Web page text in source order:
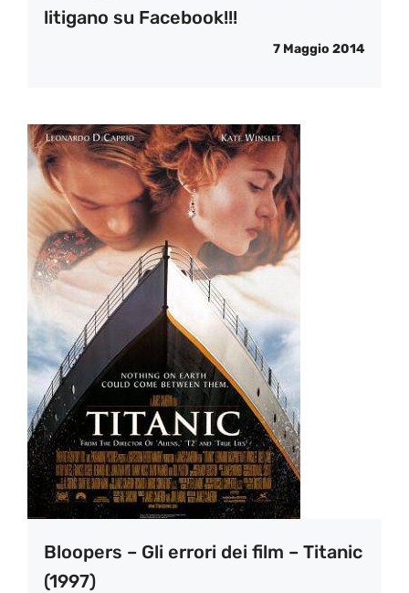
litigano su Facebook!!!
7 Maggio 2014
Bloopers – Gli errori dei film – Titanic
(1997)